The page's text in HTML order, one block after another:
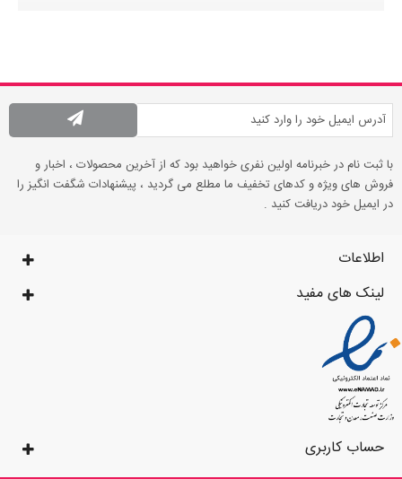
با ثبت نام در خبرنامه اولین نفری خواهید بود که از آخرین محصولات ، اخبار و
فروش های ویژه و کدهای تخفیف ما مطلع می گردید ، پیشنهادات شگفت انگیز را
در ایمیل خود دریافت کنید .
اطلاعات
لینک های مفید
حساب کاربری